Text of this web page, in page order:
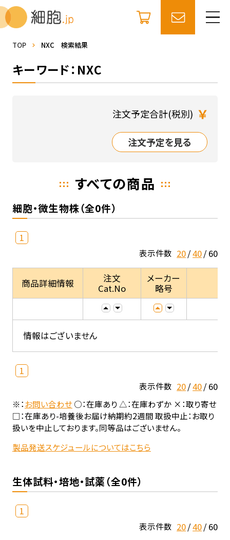
TOP NXC 検索結果
キーワード：NXC
注文予定合計(税別) ￥
注文予定を見る
すべての商品
細胞・微生物株（全0件）
1
表示件数 20 40 60
商品詳細情報
注文
Cat.No
メーカー
略号
情報はございません
1
表示件数 20 40 60
※：お問い合わせ○：在庫あり △：在庫わずか ×：取り寄せ
□：在庫あり-培養後お届け納期約2週間 取扱中止：お取り
扱いを中止しております。同等品はございません。
製品発送スケジュールについてはこちら
生体試料・培地・試薬（全0件）
1
表示件数 20 40 60